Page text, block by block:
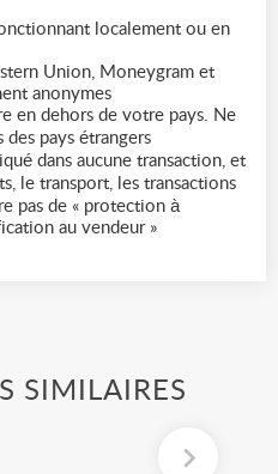
localement ou en
Union, Moneygram et
anonymes
en dehors de votre pays. Ne
des pays étrangers
dans aucune transaction, et
le transport, les transactions
pas de « protection à
au vendeur »
SIMILAIRES